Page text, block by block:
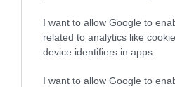
I want to allow Google to
related to analytics like
device identifiers in apps.
I want to allow Google to